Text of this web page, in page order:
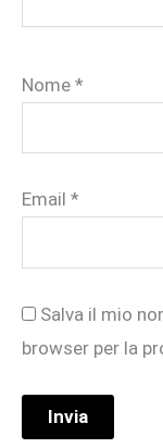
Nome *
Email *
Salva il mio
browser per la